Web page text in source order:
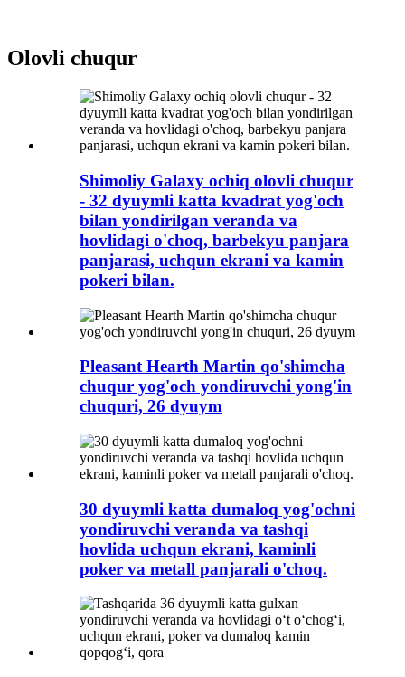
Olovli chuqur
Shimoliy Galaxy ochiq olovli chuqur
- 32 dyuymli katta kvadrat yog'och
bilan yondirilgan veranda va
hovlidagi o'choq, barbekyu panjara
panjarasi, uchqun ekrani va kamin
pokeri bilan.
Pleasant Hearth Martin qo'shimcha
chuqur yog'och yondiruvchi yong'in
chuquri, 26 dyuym
30 dyuymli katta dumaloq yog'ochni
yondiruvchi veranda va tashqi
hovlida uchqun ekrani, kaminli
poker va metall panjarali o'choq.